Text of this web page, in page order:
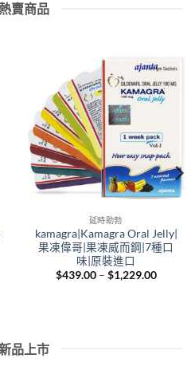
賣商品
延時助勃
kamagra|Kamagra Oral Jelly|
果凍偉哥|果凍威而鋼|7種口
味|原裝進口
$439.00 – $1,229.00Price
品上市